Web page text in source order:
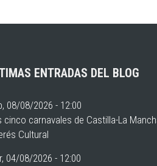
ENTRADAS DEL BLOG
08/08/2026 - 12:00
cinco carnavales de Castilla-La
Cultural
04/08/2026 - 12:00